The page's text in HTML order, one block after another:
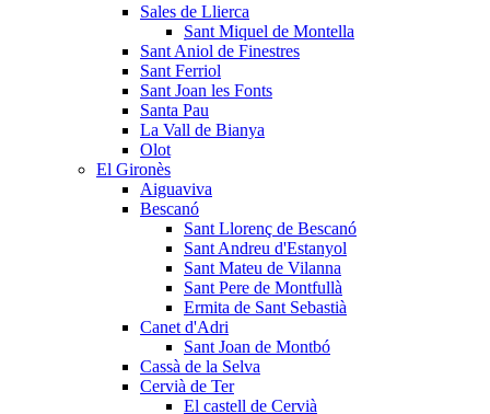
Sales de Llierca
Sant Miquel de Montella
Sant Aniol de Finestres
Sant Ferriol
Sant Joan les Fonts
Santa Pau
La Vall de Bianya
Olot
El Gironès
Aiguaviva
Bescanó
Sant Llorenç de Bescanó
Sant Andreu d'Estanyol
Sant Mateu de Vilanna
Sant Pere de Montfullà
Ermita de Sant Sebastià
Canet d'Adri
Sant Joan de Montbó
Cassà de la Selva
Cervià de Ter
El castell de Cervià